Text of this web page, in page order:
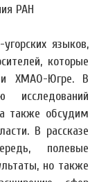
РАН
языков,
которые
и ХМАО-Югре. В
также обсудим
В рассказе
полевые
но также